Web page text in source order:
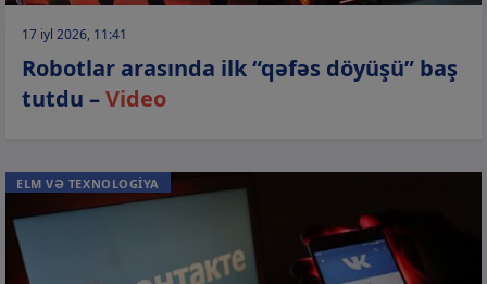
17 iyl 2026, 11:41
Robotlar arasında ilk “qəfəs döyüşü” baş
tutdu –Video
ELM VƏ TEXNOLOGİYA